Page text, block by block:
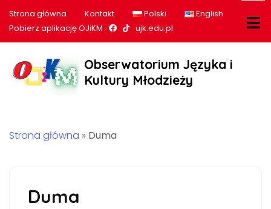
Strona główna Kontakt Polski
English
Pobierz aplikację OJiKM
Nasz profil na Facebook
Nasz profil na tiktok
ujk.edu.pl
Obserwatorium Języka i
Kultury Młodzieży
Strona główna » Duma
Duma